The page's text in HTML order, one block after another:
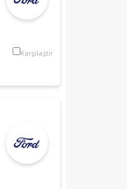
Karşılaştır